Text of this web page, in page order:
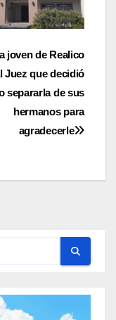
joven de Realico
Juez que decidió
separarla de sus
hermanos para
agradecerle